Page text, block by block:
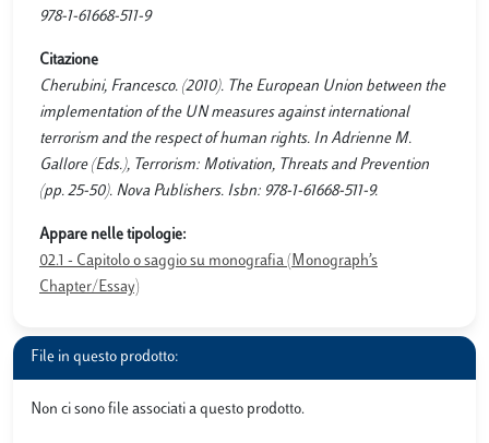
978-1-61668-511-9
Citazione
Cherubini, Francesco. (2010). The European Union between the
implementation of the UN measures against international
terrorism and the respect of human rights. In Adrienne M.
Gallore (Eds.), Terrorism: Motivation, Threats and Prevention
(pp. 25-50). Nova Publishers. Isbn: 978-1-61668-511-9.
Appare nelle tipologie:
02.1 - Capitolo o saggio su monografia (Monograph’s
Chapter/Essay)
File in questo prodotto:
Non ci sono file associati a questo prodotto.